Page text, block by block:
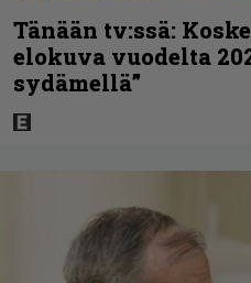
Tänään tv:ssä:
elokuva vuodelta
sydämellä”